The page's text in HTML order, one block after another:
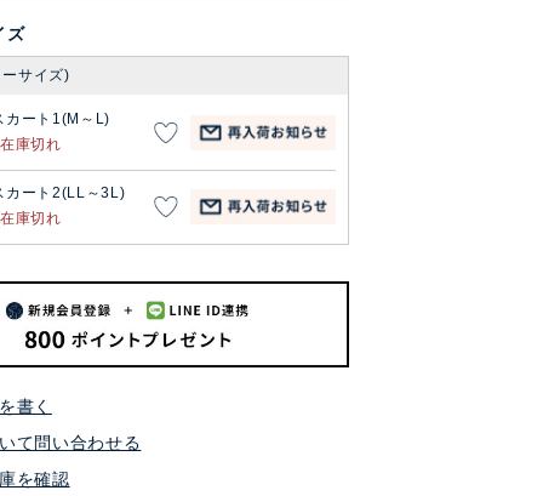
ズ
サイズ)
カート1(M～L)
在庫切れ
カート2(LL～3L)
在庫切れ
書く
て問い合わせる
を確認